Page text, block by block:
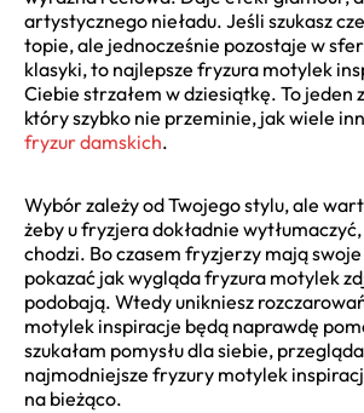
artystycznego nieładu. Jeśli szukasz
topie, ale jednocześnie pozostaje w
klasyki, to najlepsze fryzura motylek
Ciebie strzałem w dziesiątkę. To jeden
który szybko nie przeminie, jak wiele
fryzur damskich.
Wybór zależy od Twojego stylu, ale
żeby u fryzjera dokładnie
chodzi. Bo czasem fryzjerzy mają
pokazać jak wygląda fryzura motylek
podobają. Wtedy unikniesz
motylek inspiracje będą naprawdę
szukałam pomysłu dla siebie,
najmodniejsze fryzury motylek
na bieżąco.